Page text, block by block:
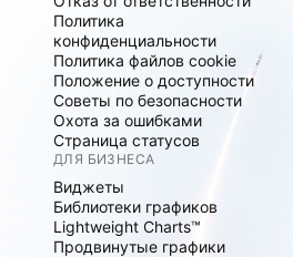
Политика
конфиденциальности
Политика файлов cookie
Положение о доступности
Советы по безопасности
Охота за ошибками
Страница статусов
ДЛЯ БИЗНЕСА
Виджеты
Библиотеки графиков
Lightweight Charts™
Продвинутые графики